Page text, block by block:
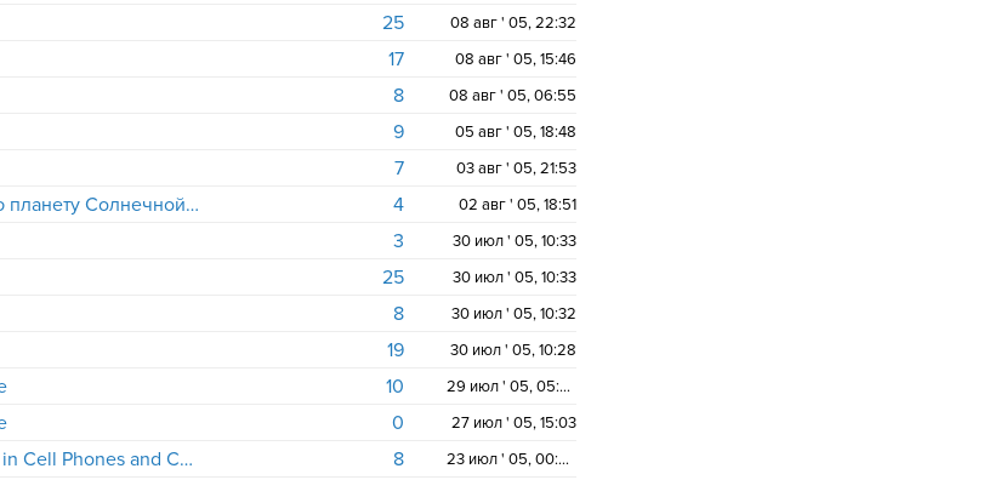
25
08 авг ' 05, 22:32
17
08 авг ' 05, 15:46
8
08 авг ' 05, 06:55
9
05 авг ' 05, 18:48
7
03 авг ' 05, 21:53
Американские астрономы открыл десятую планету Солнечной системы 4
02 авг ' 05, 18:51
3
30 июл ' 05, 10:33
25
30 июл ' 05, 10:33
8
30 июл ' 05, 10:32
19
30 июл ' 05, 10:28
10
29 июл ' 05, 05:26
0
27 июл ' 05, 15:03
Fastest Method for Transmitting Information in Cell Phones and Computers 8
23 июл ' 05, 00:29